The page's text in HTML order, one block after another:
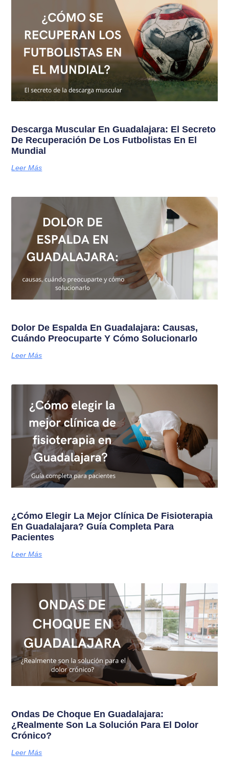
Descarga Muscular En Guadalajara: El Secreto
De Recuperación De Los Futbolistas En El
Mundial
Leer Más
Dolor De Espalda En Guadalajara: Causas,
Cuándo Preocuparte Y Cómo Solucionarlo
Leer Más
¿Cómo Elegir La Mejor Clínica De Fisioterapia
En Guadalajara? Guía Completa Para
Pacientes
Leer Más
Ondas De Choque En Guadalajara:
¿Realmente Son La Solución Para El Dolor
Crónico?
Leer Más